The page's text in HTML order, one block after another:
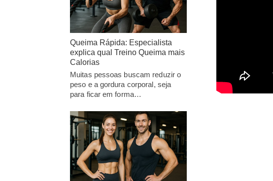
Queima Rápida: Especialista
explica qual Treino Queima mais
Calorias
Muitas pessoas buscam reduzir o
peso e a gordura corporal, seja
para ficar em forma…